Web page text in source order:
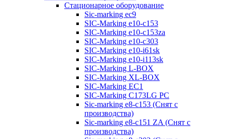
Стационарное оборудование
Sic-marking ec9
SIC-Marking e10-c153
SIC-Marking e10-c153za
SIC-Marking e10-c303
SIC-Marking e10-i61sk
SIC-Marking e10-i113sk
SIC-Marking L-BOX
SIC-Marking XL-BOX
SIC-Marking EC1
SIC-Marking C173LG PC
Sic-marking e8-c153 (Снят с
производства)
Sic-marking e8-c151 ZA (Снят с
производства)